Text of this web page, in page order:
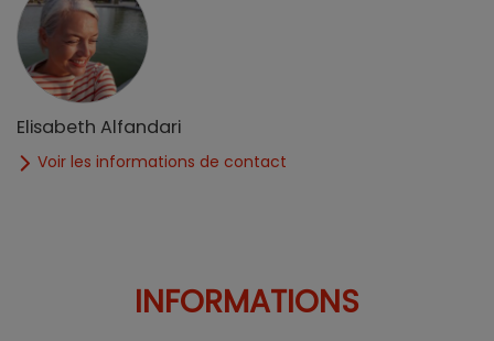
Elisabeth Alfandari
Voir les informations de contact
INFORMATIONS